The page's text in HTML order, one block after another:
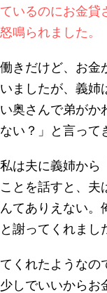
いるのにお金貸
鳴られました。
きだけど、お金
ましたが、義姉
奥さんで弟がか
い？」と言って
は夫に義姉から
とを話すと、夫
てありえない。
謝ってくれまし
くれたようなの
しでいいからお